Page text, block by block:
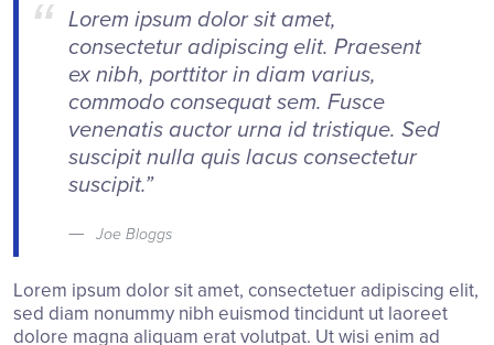
Lorem ipsum dolor sit amet,
consectetur adipiscing elit. Praesent
ex nibh, porttitor in diam varius,
commodo consequat sem. Fusce
venenatis auctor urna id tristique. Sed
suscipit nulla quis lacus consectetur
suscipit.”
Joe Bloggs
Lorem ipsum dolor sit amet, consectetuer adipiscing elit,
sed diam nonummy nibh euismod tincidunt ut laoreet
dolore magna aliquam erat volutpat. Ut wisi enim ad